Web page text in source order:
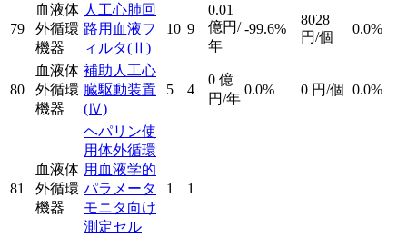
79
血液体
外循環
機器
人工心肺回
路用血液フ
ィルタ(Ⅱ)
10 9
0.01
億円/
年
-99.6%
8028
円/個
0.0%
80
血液体
外循環
機器
補助人工心
臓駆動装置
(Ⅳ)
5 4
0 億
円/年
0.0% 0 円/個 0.0%
81
血液体
外循環
機器
ヘパリン使
用体外循環
用血液学的
パラメータ
モニタ向け
測定セル
1 1